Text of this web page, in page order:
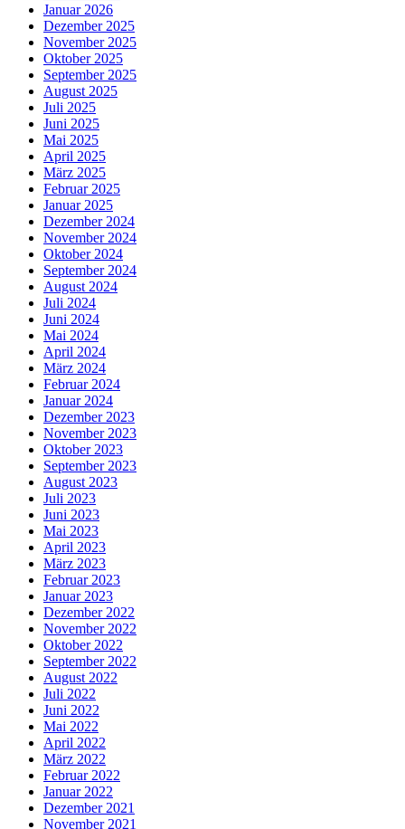
Januar 2026
Dezember 2025
November 2025
Oktober 2025
September 2025
August 2025
Juli 2025
Juni 2025
Mai 2025
April 2025
März 2025
Februar 2025
Januar 2025
Dezember 2024
November 2024
Oktober 2024
September 2024
August 2024
Juli 2024
Juni 2024
Mai 2024
April 2024
März 2024
Februar 2024
Januar 2024
Dezember 2023
November 2023
Oktober 2023
September 2023
August 2023
Juli 2023
Juni 2023
Mai 2023
April 2023
März 2023
Februar 2023
Januar 2023
Dezember 2022
November 2022
Oktober 2022
September 2022
August 2022
Juli 2022
Juni 2022
Mai 2022
April 2022
März 2022
Februar 2022
Januar 2022
Dezember 2021
November 2021